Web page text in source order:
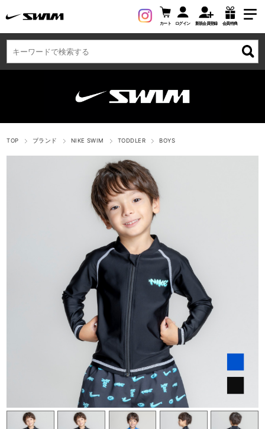
カート ログイン 新規会員登録 会員特典
TOP ブランド NIKE SWIM TODDLER BOYS